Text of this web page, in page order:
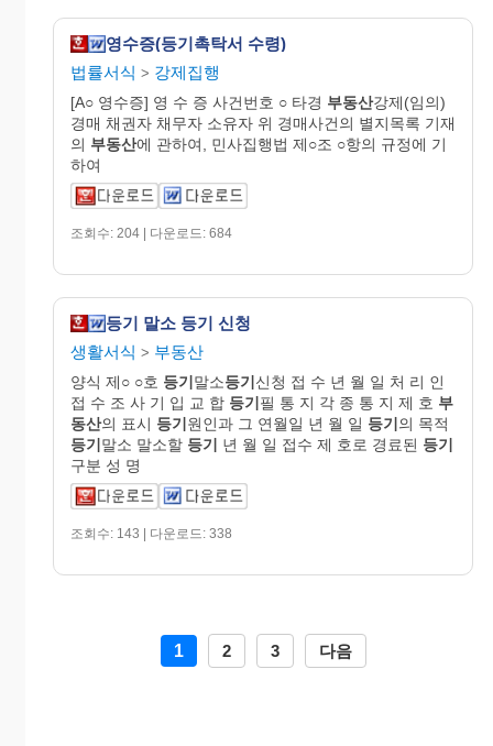
영수증(등기촉탁서 수령)
법률서식 > 강제집행
[A○ 영수증] 영 수 증 사건번호 ○ 타경 부동산강제(임의)
경매 채권자 채무자 소유자 위 경매사건의 별지목록 기재
의 부동산에 관하여, 민사집행법 제○조 ○항의 규정에 기
하여
조회수: 204 | 다운로드: 684
등기 말소 등기 신청
생활서식 > 부동산
양식 제○ ○호 등기말소등기신청 접 수 년 월 일 처 리 인
접 수 조 사 기 입 교 합 등기필 통 지 각 종 통 지 제 호 부
동산의 표시 등기원인과 그 연월일 년 월 일 등기의 목적
등기말소 말소할 등기 년 월 일 접수 제 호로 경료된 등기
구분 성 명
조회수: 143 | 다운로드: 338
1 2 3 다음